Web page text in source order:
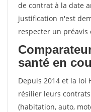
de contrat à la date
justification n'est
respecter un préavis
santé en
Depuis 2014 et la loi
résilier leurs
(habitation, auto,